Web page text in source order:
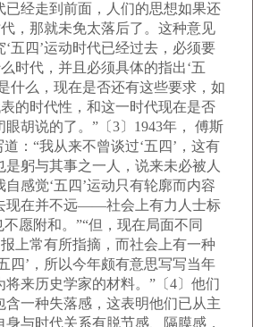
已经走到前面，人们的思想如果还
，那就未免太落后了。这种意见
五四’运动时代已经过去，必须要
时代，并且必须具体的指出‘五
什么，现在是否还有这些要求，如
表的时代性，和这一时代现在是否
胡说的了。”〔3〕1943年， 傅斯
：“我从来不曾谈过‘五四’，这有
躬与其事之一人，说来未必被人
感觉‘五四’运动只有轮廓而内容
在并不远——社会上有力人士标
愿附和。”“但，现在局面不同
报上常有所指摘，而社会上有一种
四’，所以今年颇有意思写写当年
将来历史学家的材料。”〔4〕他们
含一种失落感，这表明他们已从主
与时代关系有脱节感、隔膜感，